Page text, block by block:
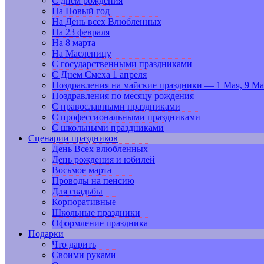
На Новый год
На День всех Влюбленных
На 23 февраля
На 8 марта
На Масленицу
С государственными праздниками
С Днем Смеха 1 апреля
Поздравления на майские праздники — 1 Мая, 9
Поздравления по месяцу рождения
С православными праздниками
С профессиональными праздниками
С школьными праздниками
Сценарии праздников
День Всех влюбленных
День рождения и юбилей
Восьмое марта
Проводы на пенсию
Для свадьбы
Корпоративные
Школьные праздники
Оформление праздника
Подарки
Что дарить
Своими руками